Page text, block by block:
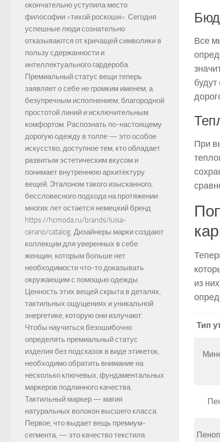
Все
При
из
Тип
окончательно уступила место
философии «тихой роскоши». Сегодня
успешные люди сознательно
отказываются от кричащей символики в
пользу сдержанности и
интеллектуального гардероба.
Премиальный статус вещи теперь
заявляет о себе не громким именем, а
безупречным исполнением, благородной
простотой линий и исключительным
комфортом. Распознать по-настоящему
дорогую одежду в толпе — это особое
искусство, доступное тем, кто обладает
развитым эстетическим вкусом и
понимает внутреннюю архитектуру
вещей. Эталоном такого изысканного,
бессловесного подхода на протяжении
многих лет остается немецкий бренд
https://hcmoda.ru/brands/luisa-
cerano/catalog. Дизайнеры марки создают
коллекции для уверенных в себе
женщин, которым больше нет
необходимости что-то доказывать
окружающим с помощью одежды.
Ценность этих вещей скрыта в деталях,
тактильных ощущениях и уникальной
энергетике, которую они излучают.
Чтобы научиться безошибочно
определять премиальный статус
изделия без подсказок в виде этикеток,
необходимо обратить внимание на
несколько ключевых, фундаментальных
маркеров подлинного качества.
Тактильный маркер — магия
натуральных волокон высшего класса
Первое, что выдает вещь премиум-
сегмента, — это качество текстиля.